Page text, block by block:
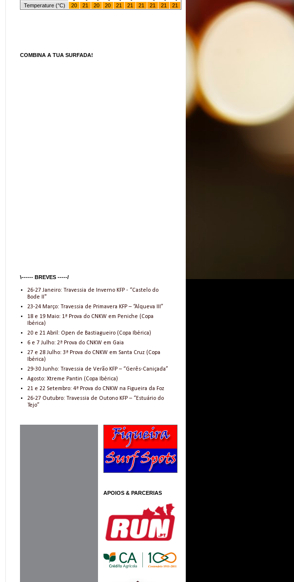
COMBINA A TUA SURFADA!
\------ BREVES -----/
26-27 Janeiro: Travessia de Inverno KFP - “Castelo do
Bode II"
23-24 Março: Travessia de Primavera KFP – “Alqueva III”
18 e 19 Maio: 1ª Prova do CNKW em Peniche (Copa
Ibérica)
20 e 21 Abril: Open de Bastiagueiro (Copa Ibérica)
6 e 7 Julho: 2ª Prova do CNKW em Gaia
27 e 28 Julho: 3ª Prova do CNKW em Santa Cruz (Copa
Ibérica)
29-30 Junho: Travessia de Verão KFP – “Gerês-Caniçada”
Agosto: Xtreme Pantin (Copa Ibérica)
21 e 22 Setembro: 4ª Prova do CNKW na Figueira da Foz
26-27 Outubro: Travessia de Outono KFP – “Estuário do
Tejo”
APOIOS & PARCERIAS